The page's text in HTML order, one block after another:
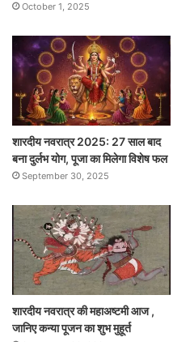
October 1, 2025
शारदीय नवरात्र 2025: 27 साल बाद
बना दुर्लभ योग, पूजा का मिलेगा विशेष फल
September 30, 2025
शारदीय नवरात्र की महाअष्टमी आज ,
जानिए कन्या पूजन का शुभ मुहूर्त